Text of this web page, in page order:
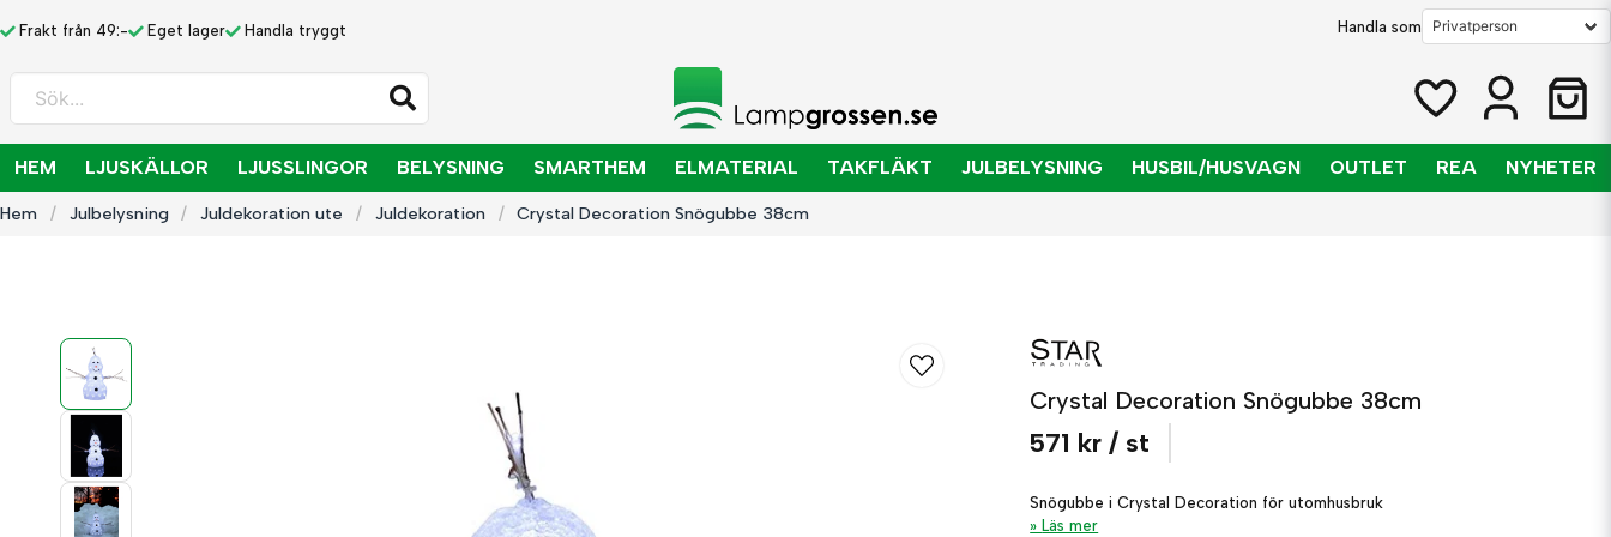
Frakt från 49:- Eget lager Handla tryggt Handla som
Sök...
HEM LJUSKÄLLOR LJUSSLINGOR BELYSNING SMARTHEM ELMATERIAL TAKFLÄKT JULBELYSNING HUSBIL/HUSVAGN OUTLET REA NYHETER
Hem Julbelysning Juldekoration ute Juldekoration Crystal Decoration Snögubbe 38cm
Crystal Decoration Snögubbe 38cm
571 kr / st
Snögubbe i Crystal Decoration för utomhusbruk
Läs mer